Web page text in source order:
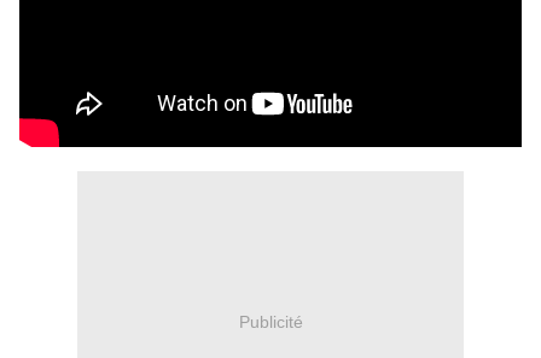
Publicité